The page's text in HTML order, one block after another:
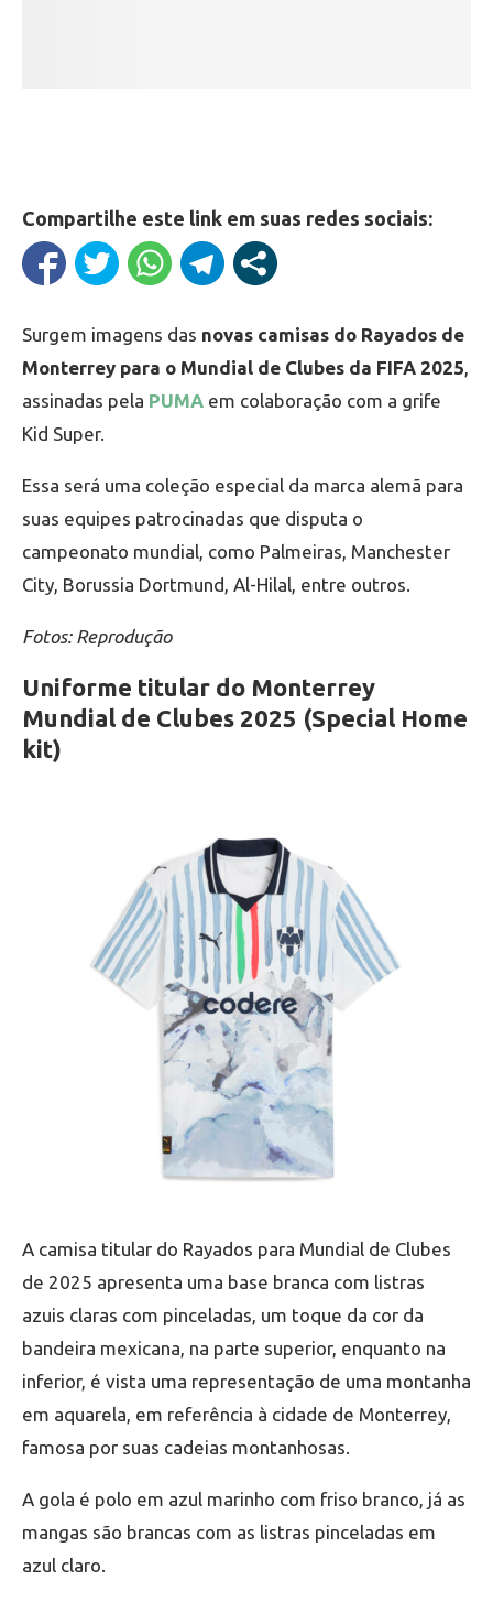
Compartilhe este link em suas redes sociais:
Surgem imagens das novas camisas do Rayados de
Monterrey para o Mundial de Clubes da FIFA 2025,
assinadas pela PUMA em colaboração com a grife
Kid Super.
Essa será uma coleção especial da marca alemã para
suas equipes patrocinadas que disputa o
campeonato mundial, como Palmeiras, Manchester
City, Borussia Dortmund, Al-Hilal, entre outros.
Fotos: Reprodução
Uniforme titular do Monterrey
Mundial de Clubes 2025 (Special Home
kit)
A camisa titular do Rayados para Mundial de Clubes
de 2025 apresenta uma base branca com listras
azuis claras com pinceladas, um toque da cor da
bandeira mexicana, na parte superior, enquanto na
inferior, é vista uma representação de uma montanha
em aquarela, em referência à cidade de Monterrey,
famosa por suas cadeias montanhosas.
A gola é polo em azul marinho com friso branco, já as
mangas são brancas com as listras pinceladas em
azul claro.